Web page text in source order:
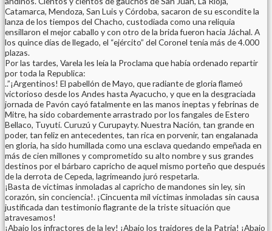
Catamarca, Mendoza, San Luis y Córdoba, sacaron de su escondite la
lanza de los tiempos del Chacho, custodiada como una reliquia
ensillaron el mejor caballo y con otro de la brida fueron hacia Jáchal. A
los quince días de llegado, el “ejército” del Coronel tenía más de 4.000
plazas.
Por las tardes, Varela les leía la Proclama que había ordenado repartir
por toda la Republica:
..”¡Argentinos! El pabellón de Mayo, que radiante de gloria flameó
victorioso desde los Andes hasta Ayacucho, y que en la desgraciada
jornada de Pavón cayó fatalmente en las manos ineptas y febrinas de
Mitre, ha sido cobardemente arrastrado por los fangales de Estero
Bellaco, Tuyutí. Curuzú y Curupayty. Nuestra Nación, tan grande en
poder, tan feliz en antecedentes, tan rica en porvenir, tan engalanada
en gloria, ha sido humillada como una esclava quedando empeñada en
más de cien millones y comprometido su alto nombre y sus grandes
destinos por el bárbaro capricho de aquel mismo porteño que después
de la derrota de Cepeda, lagrimeando juró respetarla.
¡Basta de victimas inmoladas al capricho de mandones sin ley, sin
corazón, sin conciencia!. ¡Cincuenta mil víctimas inmoladas sin causa
justificada dan testimonio flagrante de la triste situación que
atravesamos!
¡Abajo los infractores de la ley! ¡Abajo los traidores de la Patria! ¡Abajo